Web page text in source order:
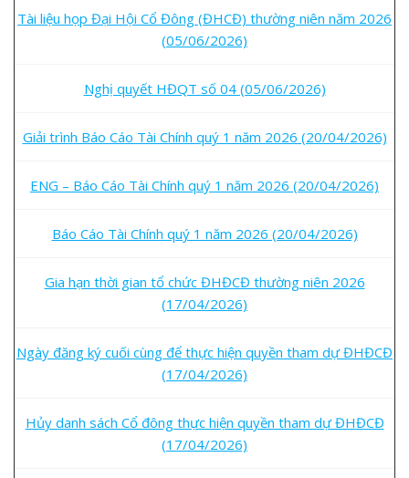
Tài liệu họp Đại Hội Cổ Đông (ĐHCĐ) thường niên năm 2026
(05/06/2026)
Nghị quyết HĐQT số 04 (05/06/2026)
Giải trình Báo Cáo Tài Chính quý 1 năm 2026 (20/04/2026)
ENG – Báo Cáo Tài Chính quý 1 năm 2026 (20/04/2026)
Báo Cáo Tài Chính quý 1 năm 2026 (20/04/2026)
Gia hạn thời gian tổ chức ĐHĐCĐ thường niên 2026
(17/04/2026)
Ngày đăng ký cuối cùng để thực hiện quyền tham dự ĐHĐCĐ
(17/04/2026)
Hủy danh sách Cổ đông thực hiện quyền tham dự ĐHĐCĐ
(17/04/2026)